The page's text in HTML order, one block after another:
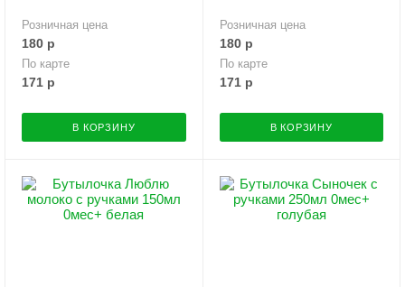
Розничная цена
180 р
По карте
171 р
В КОРЗИНУ
Розничная цена
180р
По карте
171р
В КОРЗИНУ